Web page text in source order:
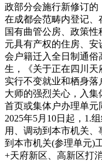
政部分会施行新修订
在成都会范畴内登记
国有曲管公房、政策
元具有产权的住房、
会户籍迁入全日制通俗
生，《关于正在四川
实行不变就业和栖身
大师的强烈关心，入
首页或集体户办理单元
2025年5月10日起，1.
用、调动到本市机关
到本市机关(参理单元)
+天府新区、高新区打